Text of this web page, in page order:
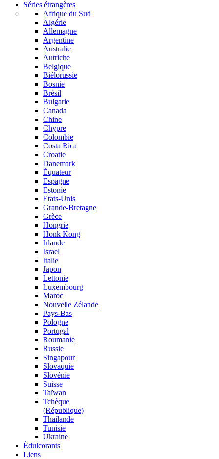
Séries étrangères
Afrique du Sud
Algérie
Allemagne
Argentine
Australie
Autriche
Belgique
Biélorussie
Bosnie
Brésil
Bulgarie
Canada
Chine
Chypre
Colombie
Costa Rica
Croatie
Danemark
Équateur
Espagne
Estonie
Etats-Unis
Grande-Bretagne
Grèce
Hongrie
Honk Kong
Irlande
Israel
Italie
Japon
Lettonie
Luxembourg
Maroc
Nouvelle Zélande
Pays-Bas
Pologne
Portugal
Roumanie
Russie
Singapour
Slovaquie
Slovénie
Suisse
Taïwan
Tchèque
(République)
Thailande
Tunisie
Ukraine
Édulcorants
Liens